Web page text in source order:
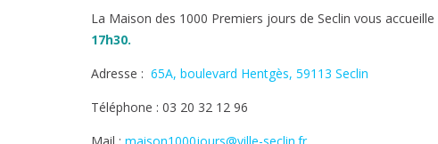
La Maison des 1000 Premiers jours de Seclin vous accueille
17h30.
Adresse : 65A, boulevard Hentgès, 59113 Seclin
Téléphone : 03 20 32 12 96